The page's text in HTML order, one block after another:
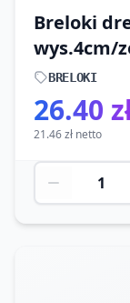
Breloki
wys.4cm/
BRELOKI
26.40
21.46 zł netto